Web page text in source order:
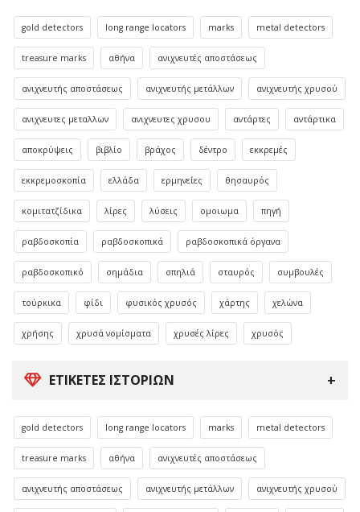
gold detectors long range locators marks metal detectors
treasure marks αθήνα ανιχνευτές αποστάσεως
ανιχνευτής αποστάσεως ανιχνευτής μετάλλων ανιχνευτής χρυσού
ανιχνευτες μεταλλων ανιχνευτες χρυσου αντάρτες αντάρτικα
αποκρύψεις βιβλίο βράχος δέντρο εκκρεμές
εκκρεμοσκοπία ελλάδα ερμηνείες θησαυρός
κομιτατζίδικα λίρες λύσεις ομοιωμα πηγή
ραβδοσκοπία ραβδοσκοπικά ραβδοσκοπικά όργανα
ραβδοσκοπικό σημάδια σπηλιά σταυρός συμβουλές
τούρκικα φίδι φυσικός χρυσός χάρτης χελώνα
χρήσης χρυσά νομίσματα χρυσές λίρες χρυσός
ΕΤΙΚΈΤΕΣ ΙΣΤΟΡΙΏΝ
gold detectors long range locators marks metal detectors
treasure marks αθήνα ανιχνευτές αποστάσεως
ανιχνευτής αποστάσεως ανιχνευτής μετάλλων ανιχνευτής χρυσού